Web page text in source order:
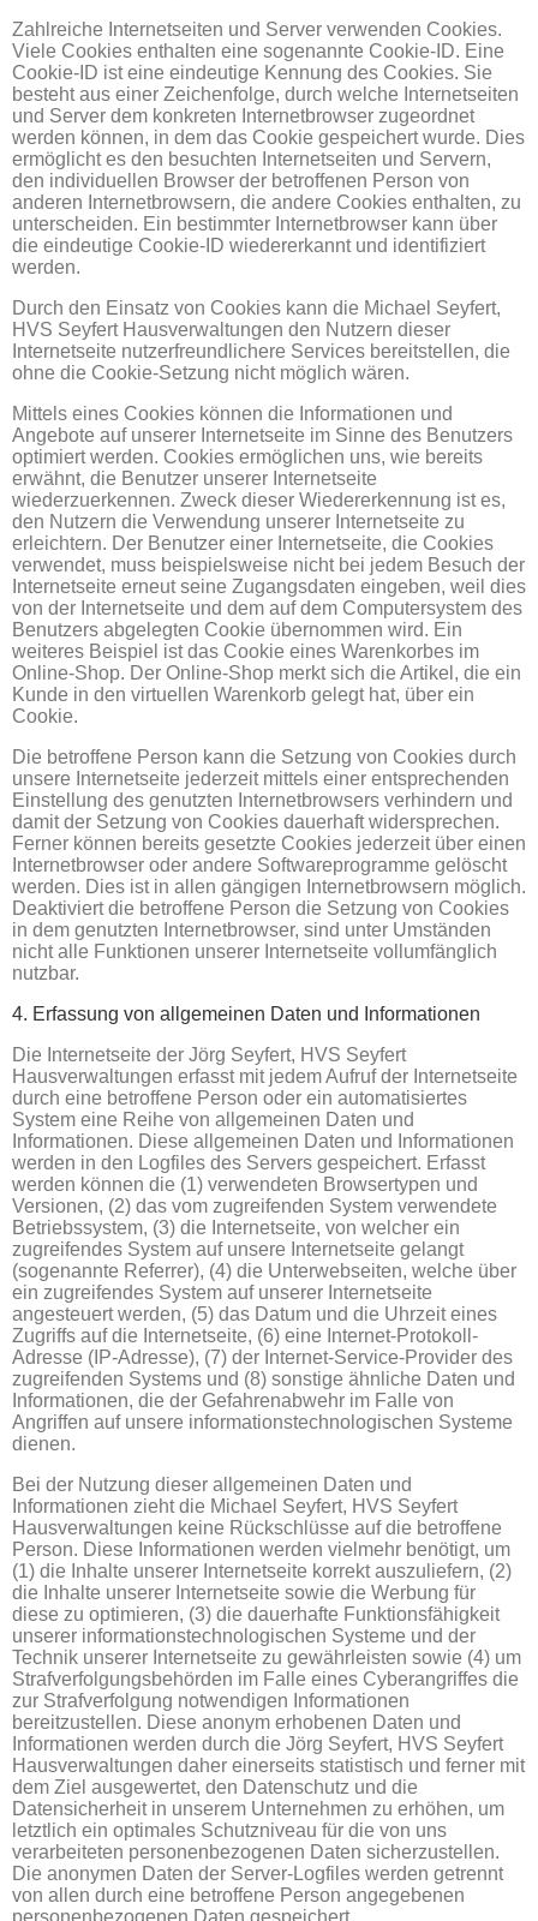
Zahlreiche Internetseiten und Server verwenden Cookies.
Viele Cookies enthalten eine sogenannte Cookie-ID. Eine
Cookie-ID ist eine eindeutige Kennung des Cookies. Sie
besteht aus einer Zeichenfolge, durch welche Internetseiten
und Server dem konkreten Internetbrowser zugeordnet
werden können, in dem das Cookie gespeichert wurde. Dies
ermöglicht es den besuchten Internetseiten und Servern,
den individuellen Browser der betroffenen Person von
anderen Internetbrowsern, die andere Cookies enthalten, zu
unterscheiden. Ein bestimmter Internetbrowser kann über
die eindeutige Cookie-ID wiedererkannt und identifiziert
werden.
Durch den Einsatz von Cookies kann die Michael Seyfert,
HVS Seyfert Hausverwaltungen den Nutzern dieser
Internetseite nutzerfreundlichere Services bereitstellen, die
ohne die Cookie-Setzung nicht möglich wären.
Mittels eines Cookies können die Informationen und
Angebote auf unserer Internetseite im Sinne des Benutzers
optimiert werden. Cookies ermöglichen uns, wie bereits
erwähnt, die Benutzer unserer Internetseite
wiederzuerkennen. Zweck dieser Wiedererkennung ist es,
den Nutzern die Verwendung unserer Internetseite zu
erleichtern. Der Benutzer einer Internetseite, die Cookies
verwendet, muss beispielsweise nicht bei jedem Besuch der
Internetseite erneut seine Zugangsdaten eingeben, weil dies
von der Internetseite und dem auf dem Computersystem des
Benutzers abgelegten Cookie übernommen wird. Ein
weiteres Beispiel ist das Cookie eines Warenkorbes im
Online-Shop. Der Online-Shop merkt sich die Artikel, die ein
Kunde in den virtuellen Warenkorb gelegt hat, über ein
Cookie.
Die betroffene Person kann die Setzung von Cookies durch
unsere Internetseite jederzeit mittels einer entsprechenden
Einstellung des genutzten Internetbrowsers verhindern und
damit der Setzung von Cookies dauerhaft widersprechen.
Ferner können bereits gesetzte Cookies jederzeit über einen
Internetbrowser oder andere Softwareprogramme gelöscht
werden. Dies ist in allen gängigen Internetbrowsern möglich.
Deaktiviert die betroffene Person die Setzung von Cookies
in dem genutzten Internetbrowser, sind unter Umständen
nicht alle Funktionen unserer Internetseite vollumfänglich
nutzbar.
4. Erfassung von allgemeinen Daten und Informationen
Die Internetseite der Jörg Seyfert, HVS Seyfert
Hausverwaltungen erfasst mit jedem Aufruf der Internetseite
durch eine betroffene Person oder ein automatisiertes
System eine Reihe von allgemeinen Daten und
Informationen. Diese allgemeinen Daten und Informationen
werden in den Logfiles des Servers gespeichert. Erfasst
werden können die (1) verwendeten Browsertypen und
Versionen, (2) das vom zugreifenden System verwendete
Betriebssystem, (3) die Internetseite, von welcher ein
zugreifendes System auf unsere Internetseite gelangt
(sogenannte Referrer), (4) die Unterwebseiten, welche über
ein zugreifendes System auf unserer Internetseite
angesteuert werden, (5) das Datum und die Uhrzeit eines
Zugriffs auf die Internetseite, (6) eine Internet-Protokoll-
Adresse (IP-Adresse), (7) der Internet-Service-Provider des
zugreifenden Systems und (8) sonstige ähnliche Daten und
Informationen, die der Gefahrenabwehr im Falle von
Angriffen auf unsere informationstechnologischen Systeme
dienen.
Bei der Nutzung dieser allgemeinen Daten und
Informationen zieht die Michael Seyfert, HVS Seyfert
Hausverwaltungen keine Rückschlüsse auf die betroffene
Person. Diese Informationen werden vielmehr benötigt, um
(1) die Inhalte unserer Internetseite korrekt auszuliefern, (2)
die Inhalte unserer Internetseite sowie die Werbung für
diese zu optimieren, (3) die dauerhafte Funktionsfähigkeit
unserer informationstechnologischen Systeme und der
Technik unserer Internetseite zu gewährleisten sowie (4) um
Strafverfolgungsbehörden im Falle eines Cyberangriffes die
zur Strafverfolgung notwendigen Informationen
bereitzustellen. Diese anonym erhobenen Daten und
Informationen werden durch die Jörg Seyfert, HVS Seyfert
Hausverwaltungen daher einerseits statistisch und ferner mit
dem Ziel ausgewertet, den Datenschutz und die
Datensicherheit in unserem Unternehmen zu erhöhen, um
letztlich ein optimales Schutzniveau für die von uns
verarbeiteten personenbezogenen Daten sicherzustellen.
Die anonymen Daten der Server-Logfiles werden getrennt
von allen durch eine betroffene Person angegebenen
personenbezogenen Daten gespeichert.